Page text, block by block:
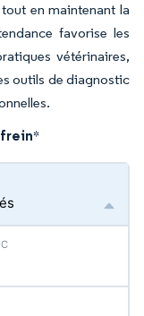
en maintenant la
favorise les
vétérinaires,
outils de diagnostic
*